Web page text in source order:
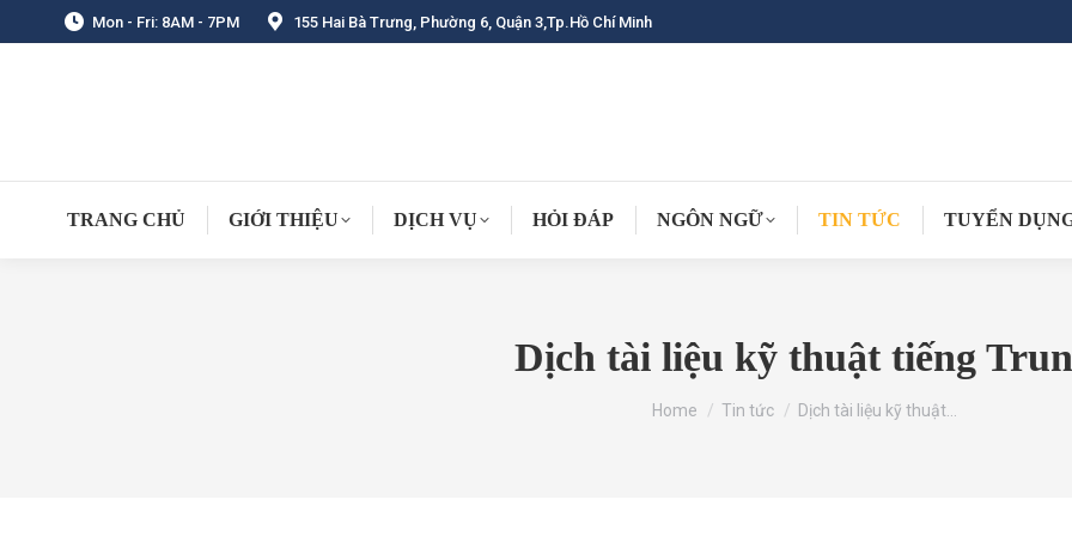
Mon - Fri: 8AM - 7PM 155 Hai Bà Trưng, Phường 6, Quận 3,Tp.Hồ Chí Minh
TRANG CHỦ GIỚI THIỆU DỊCH VỤ HỎI ĐÁP NGÔN NGỮ TIN TỨC TUYỂN
Dịch tài liệu kỹ thuật tiếng
You are here:
Home Tin tức Dịch tài liệu kỹ thuật…